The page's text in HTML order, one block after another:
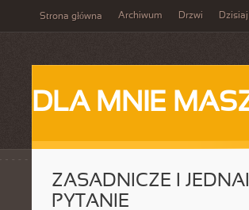
Strona główna Archiwum Drzwi Dzisiaj
DLA MNIE
ZASADNICZE I
PYTANIE